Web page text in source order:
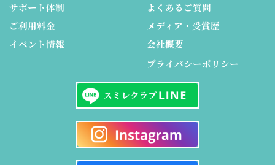
サポート体制
ご利用料金
イベント情報
よくあるご質問
メディア・受賞歴
会社概要
プライバシーポリシー